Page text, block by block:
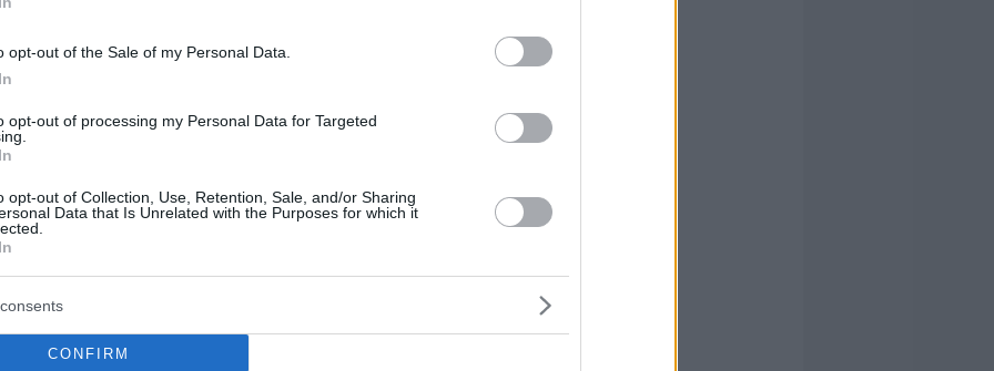
opt-out of the Sale of my Personal Data.
opt-out of processing my Personal Data for Targeted
opt-out of Collection, Use, Retention, Sale, and/or Sharing
Data that Is Unrelated with the Purposes for which it
CONFIRM
για προληπτικούς λόγους.
στο ρόστερ της για την αναμέτρηση, η οποία
θέση αν νικήσει την Ισπανία, και στην 4η αν
δε θα αγωνιστεί στη σημερινή
προληπτικούς λόγους επειδή
September 4, 2025